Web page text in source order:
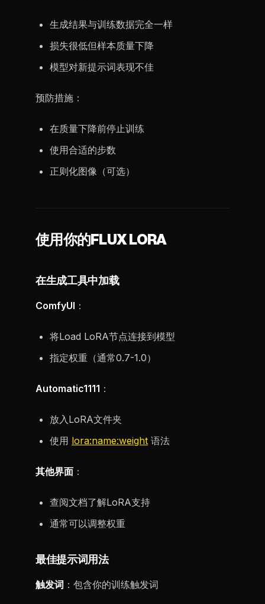
生成结果与训练数据完全一样
损失很低但样本质量下降
模型对新提示词表现不佳
预防措施：
在质量下降前停止训练
使用合适的步数
正则化图像（可选）
使用你的FLUX LORA
在生成工具中加载
ComfyUI ：
将Load LoRA节点连接到模型
指定权重（通常0.7-1.0）
Automatic1111 ：
放入LoRA文件夹
使用 lora:name:weight 语法
其他界面 ：
查阅文档了解LoRA支持
通常可以调整权重
最佳提示词用法
触发词 ：包含你的训练触发词